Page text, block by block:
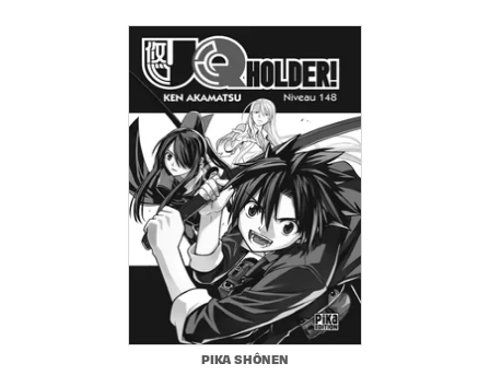
PIKA SHÔNEN